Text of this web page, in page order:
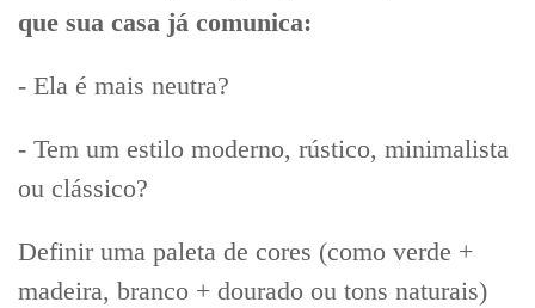
que sua casa já comunica:
- Ela é mais neutra?
- Tem um estilo moderno, rústico, minimalista
ou clássico?
Definir uma paleta de cores (como verde +
madeira, branco + dourado ou tons naturais)